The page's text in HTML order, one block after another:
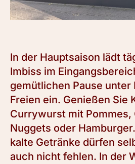
In der Hauptsaison lädt
Imbiss im
gemütlichen Pause unter
Freien ein. Genießen Sie
Currywurst mit Pommes,
Nuggets oder
kalte Getränke dürfen
auch nicht fehlen. In der